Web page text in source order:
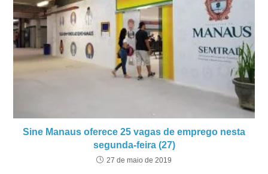
Sine Manaus oferece 25 vagas de emprego nesta
segunda-feira (27)
27 de maio de 2019